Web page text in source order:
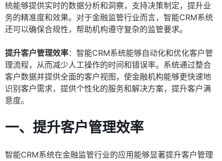
统能够提供实时的数据分析和洞察，支持决策制定，提升业
务的精准度和效果。对于金融监管行业而言，智能CRM系统
还可以确保合规性，帮助机构遵守复杂的监管要求。
提升客户管理效率：智能CRM系统能够自动化和优化客户管
理流程，从而减少人工操作的时间和错误率。系统通过整合
客户数据并提供全面的客户视图，使金融机构能够更快速地
识别客户需求，提供个性化的服务和解决方案，提升客户满
意度。
一、提升客户管理效率
智能CRM系统在金融监管行业的应用能够显著提升客户管理